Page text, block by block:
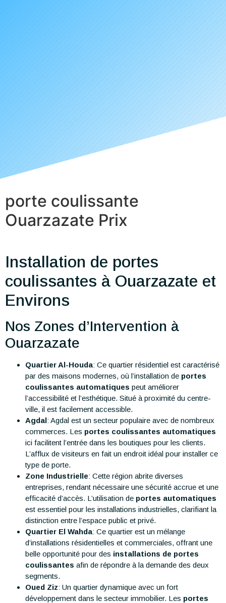
porte coulissante
Ouarzazate Prix
Installation de portes
coulissantes à Ouarzazate et
Environs
Nos Zones d’Intervention à
Ouarzazate
Quartier Al-Houda: Ce quartier résidentiel est caractérisé
par des maisons modernes, où l’installation de portes
coulissantes automatiques peut améliorer
l’accessibilité et l’esthétique. Situé à proximité du centre-
ville, il est facilement accessible.
Agdal: Agdal est un secteur populaire avec de nombreux
commerces. Les portes coulissantes automatiques
ici facilitent l’entrée dans les boutiques pour les clients.
L’afflux de visiteurs en fait un endroit idéal pour installer ce
type de porte.
Zone Industrielle: Cette région abrite diverses
entreprises, rendant nécessaire une sécurité accrue et une
efficacité d’accès. L’utilisation de portes automatiques
est essentiel pour les installations industrielles, clarifiant la
distinction entre l’espace public et privé.
Quartier El Wahda: Ce quartier est un mélange
d’installations résidentielles et commerciales, offrant une
belle opportunité pour des installations de portes
coulissantes afin de répondre à la demande des deux
segments.
Oued Ziz: Un quartier dynamique avec un fort
développement dans le secteur immobilier. Les portes